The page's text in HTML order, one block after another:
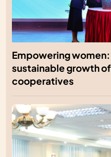
Empowering
sustainable growth
cooperatives